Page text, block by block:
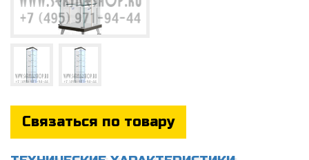
Связаться по товару